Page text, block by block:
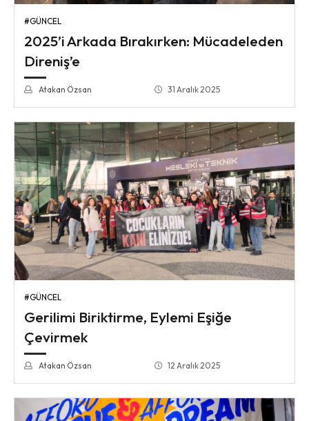
#GÜNCEL
2025’i Arkada Bırakırken: Mücadeleden
Direniş’e
Atakan Özsan 31 Aralık 2025
#GÜNCEL
Gerilimi Biriktirme, Eylemi Eşiğe
Çevirmek
Atakan Özsan 12 Aralık 2025